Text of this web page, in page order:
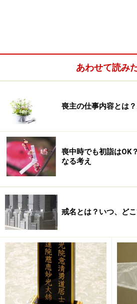
昔ながらの湯灌は、盥（タライ）
ながらご遺体を洗浄していました
います。自宅巡回の介護入浴サー
車が、その都度湯灌が行われる場
湯灌の流れ
あわせて読み
喪主の仕事内容とは
喪中時でも初詣はOK
なる考え
戒名とは？いつ、ど